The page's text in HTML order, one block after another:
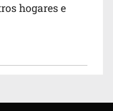
hogares e